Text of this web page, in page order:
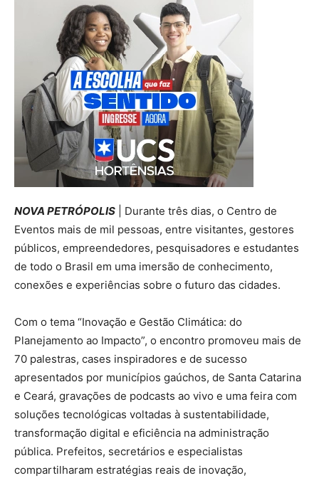
NOVA PETRÓPOLIS | Durante três dias, o Centro de
Eventos mais de mil pessoas, entre visitantes, gestores
públicos, empreendedores, pesquisadores e estudantes
de todo o Brasil em uma imersão de conhecimento,
conexões e experiências sobre o futuro das cidades.
Com o tema “Inovação e Gestão Climática: do
Planejamento ao Impacto”, o encontro promoveu mais de
70 palestras, cases inspiradores e de sucesso
apresentados por municípios gaúchos, de Santa Catarina
e Ceará, gravações de podcasts ao vivo e uma feira com
soluções tecnológicas voltadas à sustentabilidade,
transformação digital e eficiência na administração
pública. Prefeitos, secretários e especialistas
compartilharam estratégias reais de inovação,